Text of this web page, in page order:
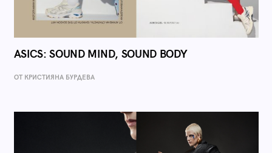
ASICS: SOUND MIND, SOUND BODY
ОТ КРИСТИЯНА БУРДЕВА